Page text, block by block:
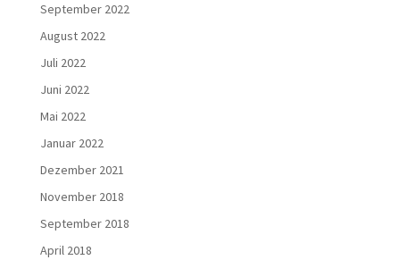
September 2022
August 2022
Juli 2022
Juni 2022
Mai 2022
Januar 2022
Dezember 2021
November 2018
September 2018
April 2018